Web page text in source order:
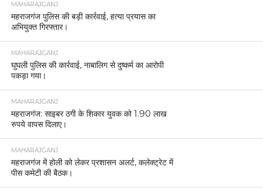
MAHARAJGANJ
महराजगंज पुलिस की बड़ी कार्रवाई, हत्या प्रयास का
अभियुक्त गिरफ्तार।
MAHARAJGANJ
घुघली पुलिस की कार्रवाई, नाबालिग से दुष्कर्म का आरोपी
पकड़ा गया।
MAHARAJGANJ
महराजगंज: साइबर ठगी के शिकार युवक को 1.90 लाख
रुपये वापस दिलाए।
MAHARAJGANJ
महराजगंज में होली को लेकर प्रशासन अलर्ट, कलेक्ट्रेट में
पीस कमेटी की बैठक।